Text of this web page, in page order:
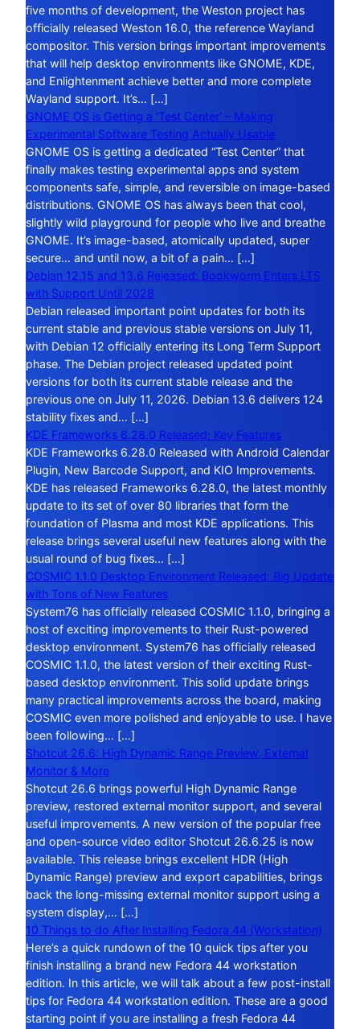
five months of development, the Weston project has
officially released Weston 16.0, the reference Wayland
compositor. This version brings important improvements
that will help desktop environments like GNOME, KDE,
and Enlightenment achieve better and more complete
Wayland support. It’s… […]
GNOME OS is Getting a ‘Test Center’ – Making
Experimental Software Testing Actually Usable
GNOME OS is getting a dedicated “Test Center” that
finally makes testing experimental apps and system
components safe, simple, and reversible on image-based
distributions. GNOME OS has always been that cool,
slightly wild playground for people who live and breathe
GNOME. It’s image-based, atomically updated, super
secure… and until now, a bit of a pain… […]
Debian 12.15 and 13.6 Released: Bookworm Enters LTS
with Support Until 2028
Debian released important point updates for both its
current stable and previous stable versions on July 11,
with Debian 12 officially entering its Long Term Support
phase. The Debian project released updated point
versions for both its current stable release and the
previous one on July 11, 2026. Debian 13.6 delivers 124
stability fixes and… […]
KDE Frameworks 6.28.0 Released: Key Features
KDE Frameworks 6.28.0 Released with Android Calendar
Plugin, New Barcode Support, and KIO Improvements.
KDE has released Frameworks 6.28.0, the latest monthly
update to its set of over 80 libraries that form the
foundation of Plasma and most KDE applications. This
release brings several useful new features along with the
usual round of bug fixes… […]
COSMIC 1.1.0 Desktop Environment Released: Big Update
with Tons of New Features
System76 has officially released COSMIC 1.1.0, bringing a
host of exciting improvements to their Rust-powered
desktop environment. System76 has officially released
COSMIC 1.1.0, the latest version of their exciting Rust-
based desktop environment. This solid update brings
many practical improvements across the board, making
COSMIC even more polished and enjoyable to use. I have
been following… […]
Shotcut 26.6: High Dynamic Range Preview, External
Monitor & More
Shotcut 26.6 brings powerful High Dynamic Range
preview, restored external monitor support, and several
useful improvements. A new version of the popular free
and open-source video editor Shotcut 26.6.25 is now
available. This release brings excellent HDR (High
Dynamic Range) preview and export capabilities, brings
back the long-missing external monitor support using a
system display,… […]
10 Things to do After Installing Fedora 44 (Workstation)
Here’s a quick rundown of the 10 quick tips after you
finish installing a brand new Fedora 44 workstation
edition. In this article, we will talk about a few post-install
tips for Fedora 44 workstation edition. These are a good
starting point if you are installing a fresh Fedora 44